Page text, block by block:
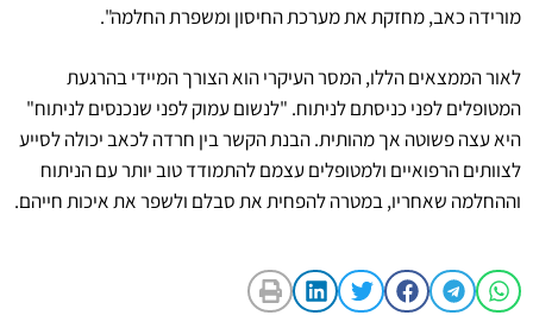
מורידה כאב, מחזקת את מערכת החיסון ומשפרת החלמה".
לאור הממצאים הללו, המסר העיקרי הוא הצורך המיידי בהרגעת
המטופלים לפני כניסתם לניתוח. "לנשום עמוק לפני שנכנסים לניתוח"
היא עצה פשוטה אך מהותית. הבנת הקשר בין חרדה לכאב יכולה לסייע
לצוותים הרפואיים ולמטופלים עצמם להתמודד טוב יותר עם הניתוח
וההחלמה שאחריו, במטרה להפחית את סבלם ולשפר את איכות חייהם.